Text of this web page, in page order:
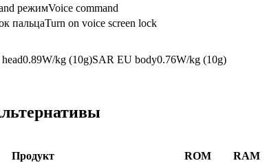
режимVoice command
пальцаTurn on voice screen lock
0.89W/kg (10g)SAR EU body0.76W/kg (10g)
Продукт ROM
RAM